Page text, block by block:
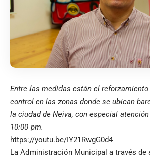
Entre las medidas están el
control en las zonas donde se ubican
la ciudad de Neiva, con especial
10:00 pm.
https://youtu.be/IY21RwgG0d4
La Administración Municipal a través de